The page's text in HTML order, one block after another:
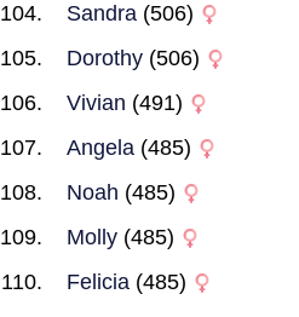
Sandra (506)
Dorothy (506)
Vivian (491)
Angela (485)
Noah (485)
Molly (485)
Felicia (485)